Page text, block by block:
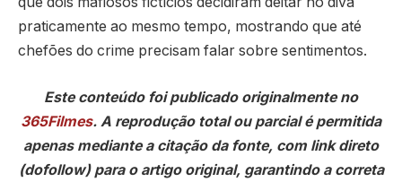
praticamente ao mesmo tempo, mostrando que até
chefões do crime precisam falar sobre sentimentos.
Este conteúdo foi publicado originalmente no
365Filmes. A reprodução total ou parcial é permitida
apenas mediante a citação da fonte, com link direto
(dofollow) para o artigo original, garantindo a correta